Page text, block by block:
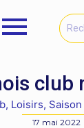
club
, Loisirs,
17 mai 2022